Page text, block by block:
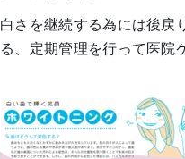
白さを継続する為には後戻
る、定期管理を行って医院